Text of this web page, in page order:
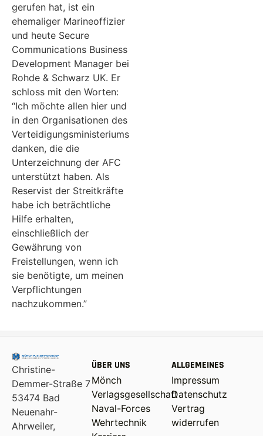
gerufen hat, ist ein
ehemaliger Marineoffizier
und heute Secure
Communications Business
Development Manager bei
Rohde & Schwarz UK. Er
schloss mit den Worten:
“Ich möchte allen hier und
in den Organisationen des
Verteidigungsministeriums
danken, die die
Unterzeichnung der AFC
unterstützt haben. Als
Reservist der Streitkräfte
habe ich beträchtliche
Hilfe erhalten,
einschließlich der
Gewährung von
Freistellungen, wenn ich
sie benötigte, um meinen
Verpflichtungen
nachzukommen.”
Christine-
Demmer-Straße 7
53474 Bad
Neuenahr-
Ahrweiler,
ÜBER UNS
Mönch
Verlagsgesellschaft
Naval-Forces
Wehrtechnik
ALLGEMEINES
Impressum
Datenschutz
Vertrag
widerrufen